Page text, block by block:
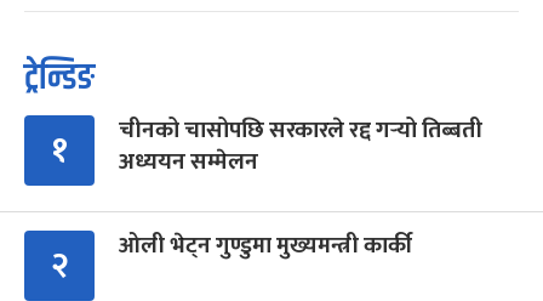
ट्रेन्डिङ
१
चीनको चासोपछि सरकारले रद्द गर्‍यो तिब्बती
अध्ययन सम्मेलन
२ ओली भेट्न गुण्डुमा मुख्यमन्त्री कार्की